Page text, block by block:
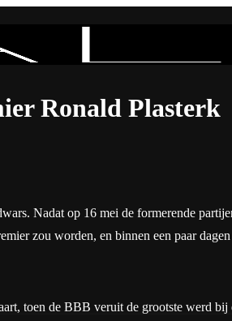
Ronald Plasterk
Nadat op 16 mei de formerende
zou worden, en binnen een paar
toen de BBB veruit de grootste werd